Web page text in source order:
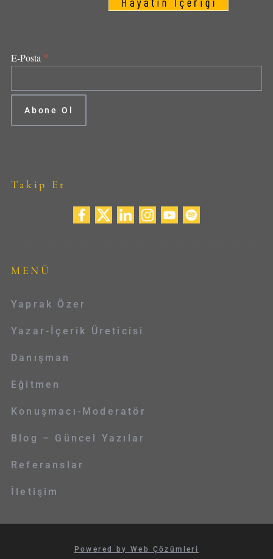
E-Posta *
Takip Et
MENÜ
Yaprak Özer
Yazar-İçerik Üreticisi
Danışman
Eğitmen
Konuşmacı-Moderatör
Blog – Güncel Yazılar
Referanslar
İletişim
Powered by Web Çözümleri